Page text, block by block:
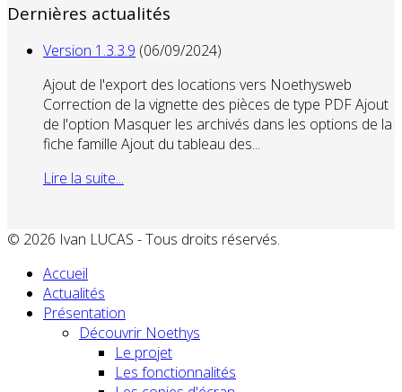
Dernières actualités
Version 1.3.3.9 (06/09/2024)
Ajout de l'export des locations vers Noethysweb
Correction de la vignette des pièces de type PDF Ajout
de l'option Masquer les archivés dans les options de la
fiche famille Ajout du tableau des...
Lire la suite...
© 2026 Ivan LUCAS - Tous droits réservés.
Accueil
Actualités
Présentation
Découvrir Noethys
Le projet
Les fonctionnalités